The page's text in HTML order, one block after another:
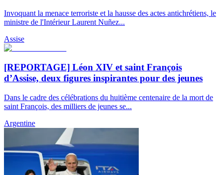
Invoquant la menace terroriste et la hausse des actes antichrétiens, le
ministre de l'Intérieur Laurent Nuñez...
Assise
[REPORTAGE] Léon XIV et saint François
d’Assise, deux figures inspirantes pour des jeunes
Dans le cadre des célébrations du huitième centenaire de la mort de
saint François, des milliers de jeunes se...
Argentine